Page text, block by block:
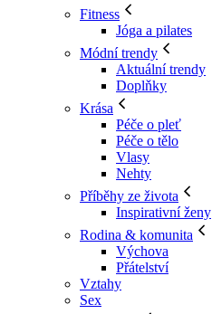
Fitness
Jóga a pilates
Módní trendy
Aktuální trendy
Doplňky
Krása
Péče o pleť
Péče o tělo
Vlasy
Nehty
Příběhy ze života
Inspirativní ženy
Rodina & komunita
Výchova
Přátelství
Vztahy
Sex